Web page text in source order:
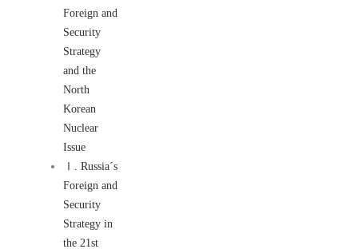
Foreign and
Security
Strategy
and the
North
Korean
Nuclear
Issue
Ⅰ. Russia´s
Foreign and
Security
Strategy in
the 21st